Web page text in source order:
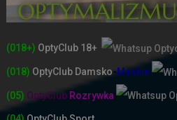
(018+) OptyClub 18+
(018) OptyClub Damsko-Męskie
(05) OptyClub Rozrywka